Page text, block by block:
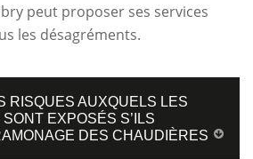
peut proposer ses services
les désagréments.
RISQUES AUXQUELS LES
EXPOSÉS S’ILS
DES CHAUDIÈRES